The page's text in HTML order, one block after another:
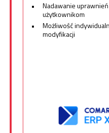
Nadawanie uprawnień
użytkownikom
Możliwość
modyfikacji